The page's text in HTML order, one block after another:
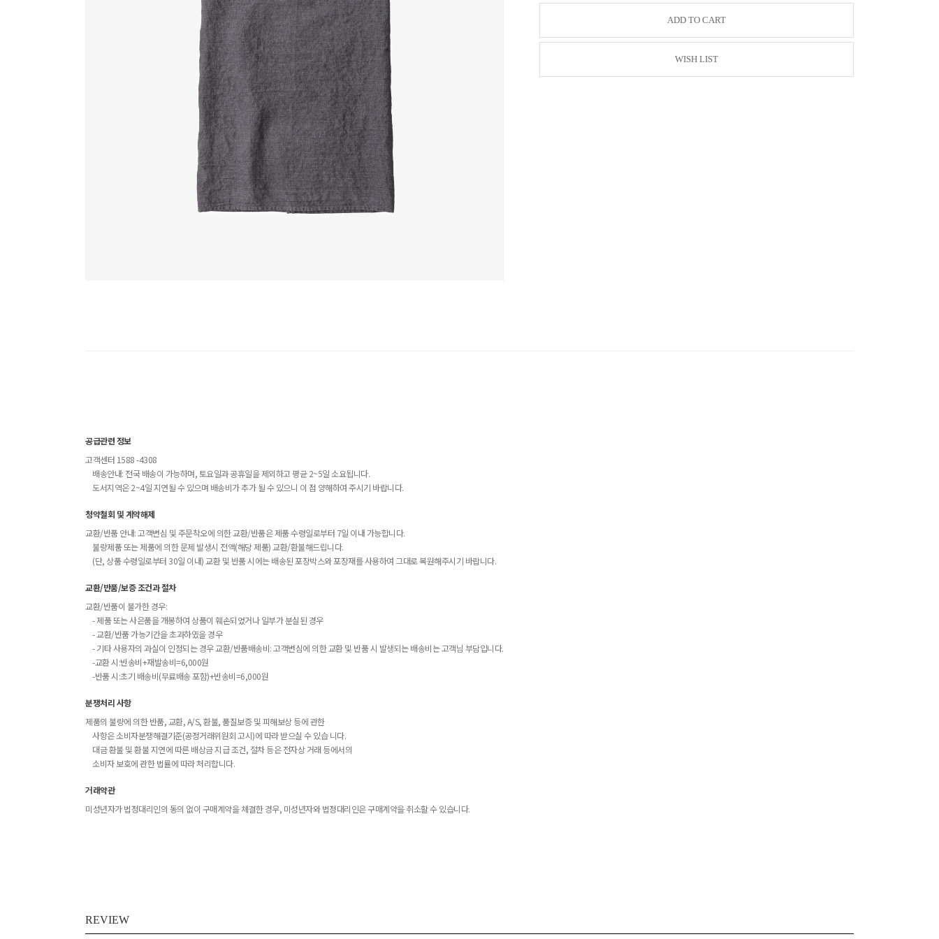
ADD TO CART
WISH LIST
공급관련 정보
고객센터 1588 -4308
배송안내: 전국 배송이 가능하며, 토요일과 공휴일을 제외하고 평균 2~5일 소요됩니다.
도서지역은 2~4일 지연될 수 있으며 배송비가 추가 될 수 있으니 이 점 양해하여 주시기 바랍니다.
청약철회 및 계약해제
교환/반품 안내: 고객변심 및 주문착오에 의한 교환/반품은 제품 수령일로부터 7일 이내 가능합니다.
불량제품 또는 제품에 의한 문제 발생시 전액(해당 제품) 교환/환불해드립니다.
(단, 상품 수령일로부터 30일 이내) 교환 및 반품 시에는 배송된 포장박스와 포장재를 사용하여 그대로 복원해주시기 바랍니다.
교환/반품/보증 조건과 절차
교환/반품이 불가한 경우:
- 제품 또는 사은품을 개봉하여 상품이 훼손되었거나 일부가 분실된 경우
- 교환/반품 가능기간을 초과하였을 경우
- 기타 사용자의 과실이 인정되는 경우 교환/반품배송비: 고객변심에 의한 교환 및 반품 시 발생되는 배송비는 고객님 부담입니다.
-교환 시:반송비+재발송비=6,000원
-반품 시:초기 배송비(무료배송 포함)+반송비=6,000원
분쟁처리 사항
제품의 불량에 의한 반품, 교환, A/S, 환불, 품질보증 및 피해보상 등에 관한
사항은 소비자분쟁해결기준(공정거래위원회 고시)에 따라 받으실 수 있습 니다.
대금 환불 및 환불 지연에 따른 배상금 지급 조건, 절차 등은 전자상 거래 등에서의
소비자 보호에 관한 법률에 따라 처리합니다.
거래약관
미성년자가 법정대리인의 동의 없이 구매계약을 체결한 경우, 미성년자와 법정대리인은 구매계약을 취소할 수 있습니다.
REVIEW